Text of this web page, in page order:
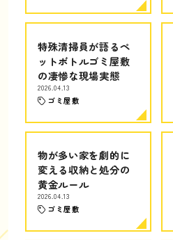
特殊清掃員が語るペ
ットボトルゴミ屋敷
の凄惨な現場実態
2026.04.13
ゴミ屋敷
物が多い家を劇的に
変える収納と処分の
黄金ルール
2026.04.13
ゴミ屋敷